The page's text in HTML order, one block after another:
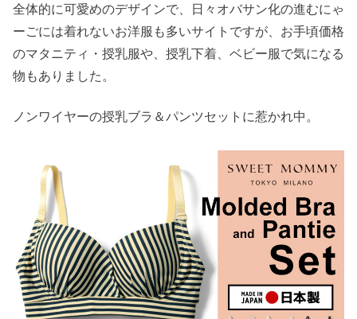
全体的に可愛めのデザインで、日々オバサン化の進むにゃ
ーごには着れないお洋服も多いサイトですが、お手頃価格
のマタニティ・授乳服や、授乳下着、ベビー服で気になる
物もありました。
ノンワイヤーの授乳ブラ＆パンツセットに惹かれ中。